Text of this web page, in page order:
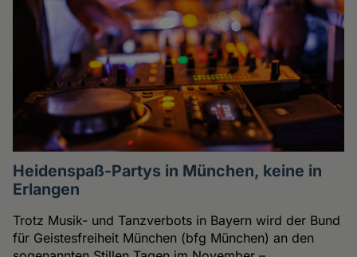
Heidenspaß-Partys in München, keine in
Erlangen
Trotz Musik- und Tanzverbots in Bayern wird der Bund
für Geistesfreiheit München (bfg München) an den